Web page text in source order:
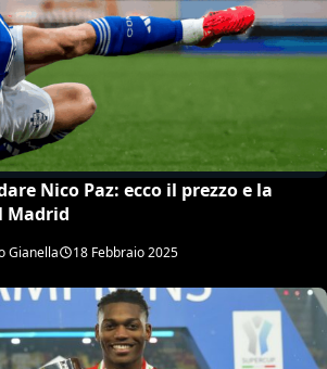
Nico Paz: ecco il prezzo e la
Madrid
Gianella 18 Febbraio 2025